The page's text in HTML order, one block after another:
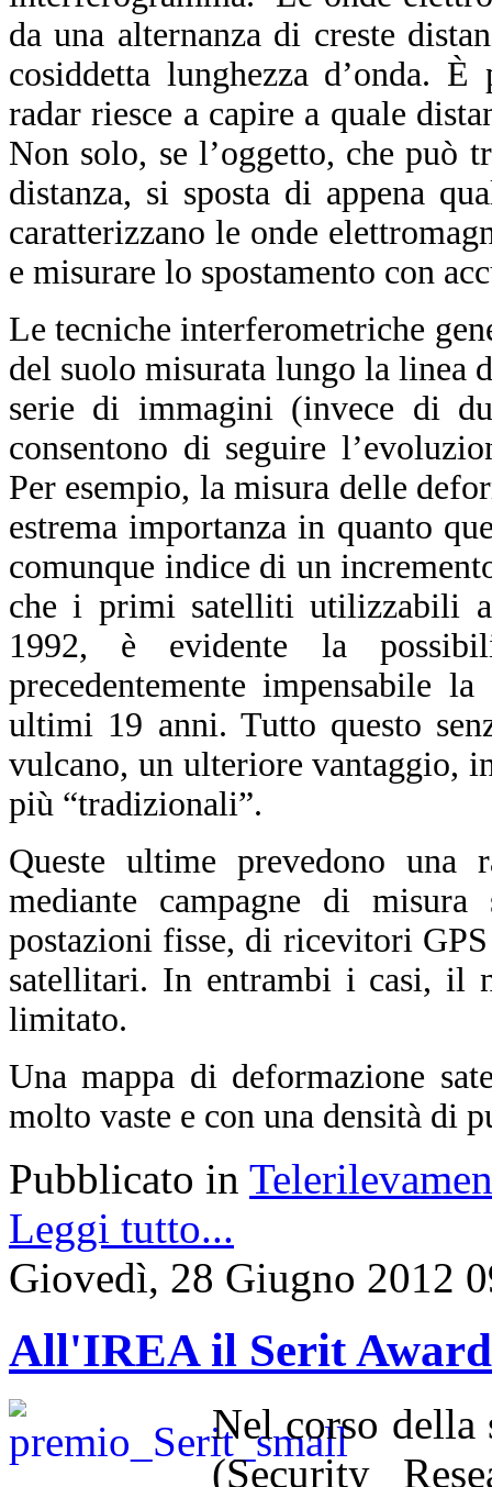
da una alternanza di creste
cosiddetta lunghezza d’onda.
radar riesce a capire a quale
Non solo, se l’oggetto, che può
distanza, si sposta di appena
caratterizzano le onde
e misurare lo spostamento con
Le tecniche interferometriche
del suolo misurata lungo la linea
serie di immagini (invece di
consentono di seguire
Per esempio, la misura delle
estrema importanza in quanto
comunque indice di un
che i primi satelliti utilizzabili
1992, è evidente la
precedentemente impensabile
ultimi 19 anni. Tutto questo
vulcano, un ulteriore vantaggio,
più “tradizionali”.
Queste ultime prevedono una
mediante campagne di
postazioni fisse, di ricevitori
satellitari. In entrambi i casi, il
limitato.
Una mappa di deformazione
molto vaste e con una densità di
Pubblicato in
Leggi tutto...
Giovedì, 28 Giugno 2012
All'IREA il Serit
Nel corso della
(Security